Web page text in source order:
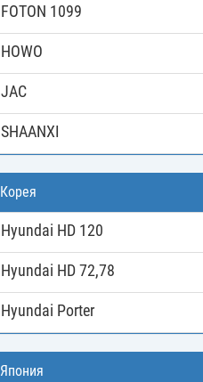
FOTON 1099
HOWO
JAC
SHAANXI
Корея
Hyundai HD 120
Hyundai HD 72,78
Hyundai Porter
Япония